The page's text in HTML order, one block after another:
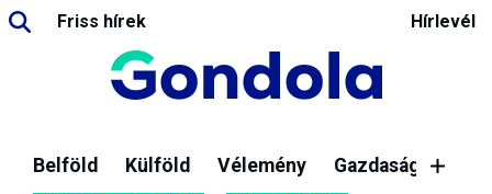
Friss hírek Hírlevél
Belföld Külföld Vélemény Gazdaság